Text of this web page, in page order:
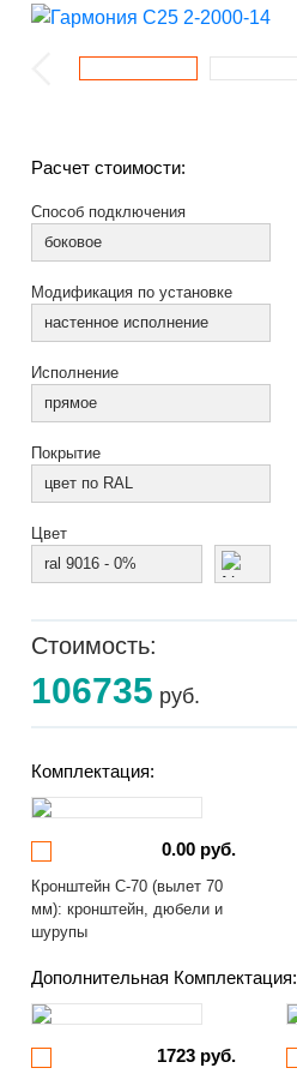
Расчет стоимости:
Способ подключения
боковое
Модификация по установке
настенное исполнение
Исполнение
прямое
Покрытие
цвет по RAL
Цвет
ral 9016 - 0%
Стоимость:
106735 руб.
Комплектация:
0.00 руб.
Кронштейн С-70 (вылет 70
мм): кронштейн, дюбели и
шурупы
Дополнительная Комплектация:
1723 руб.